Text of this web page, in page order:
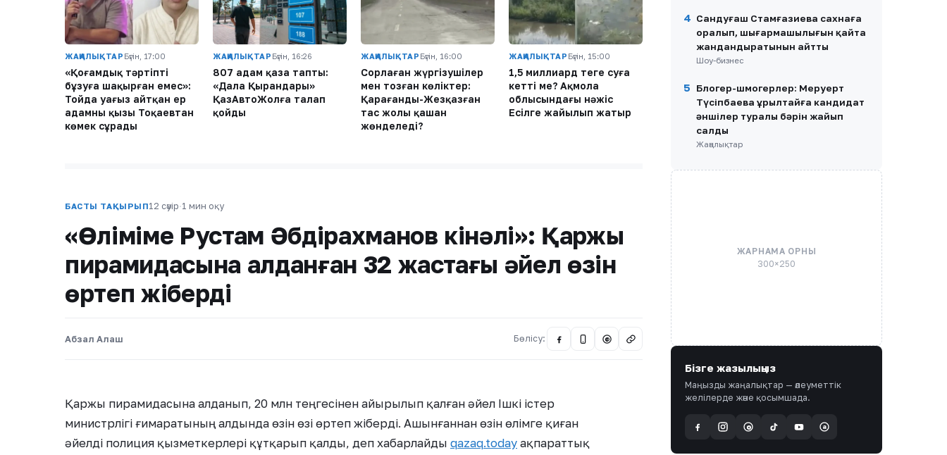
ЖАҢАЛЫҚТАР Бүгін, 17:00
«Қоғамдық тәртіпті
бұзуға шақырған емес»:
Тойда уағыз айтқан ер
адамның қызы Тоқаевтан
көмек сұрады
ЖАҢАЛЫҚТАР Бүгін, 16:26
807 адам қаза тапты:
«Дала Қырандары»
ҚазАвтоЖолға талап
қойды
ЖАҢАЛЫҚТАР Бүгін, 16:00
Сорлаған жүргізушілер
мен тозған көліктер:
Қарағанды-Жезқазған
тас жолы қашан
жөнделеді?
ЖАҢАЛЫҚТАР Бүгін, 15:00
1,5 миллиард теңге суға
кетті ме? Ақмола
облысындағы нәжіс
Есілге жайылып жатыр
БАСТЫ ТАҚЫРЫП12 сәуір·1 мин оқу
«Өліміме Рустам Әбдірахманов кінәлі»: Қаржы
пирамидасына алданған 32 жастағы әйел өзін
өртеп жіберді
Абзал Алаш Бөлісу: @
Қаржы пирамидасына алданып, 20 млн теңгесінен айырылып қалған әйел Ішкі істер
министрлігі ғимаратының алдында өзін өзі өртеп жіберді. Ашынғаннан өзін өлімге қиған
әйелді полиция қызметкерлері құтқарып қалды, деп хабарлайды qazaq.today ақпараттық
4 Сандуғаш Стамғазиева сахнаға
оралып, шығармашылығын қайта
жандандыратынын айтты
Шоу-бизнес
5
Блогер-шмогерлер: Меруерт
Түсіпбаева Құрылтайға кандидат
әншілер туралы бәрін жайып
салды
Жаңалықтар
ЖАРНАМА ОРНЫ
300×250
Бізге жазылыңыз
Маңызды жаңалықтар — әлеуметтік
желілерде және қосымшада.
@ a